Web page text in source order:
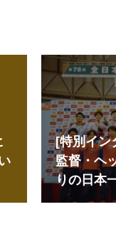
[特別イ
監督・ヘ
りの日本